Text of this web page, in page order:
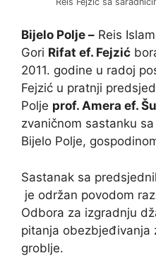
Bijelo Polje – Reis
Gori Rifat ef. Fejzić
2011. godine u radoj
Fejzić u pratnji
Polje prof. Amera ef.
zvaničnom sastanku
Bijelo Polje,
Sastanak sa
je održan povodom
Odbora za izgradnju
pitanja obezbjeđivanja
groblje.